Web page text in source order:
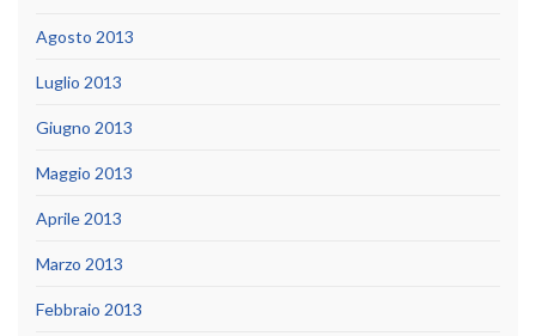
Agosto 2013
Luglio 2013
Giugno 2013
Maggio 2013
Aprile 2013
Marzo 2013
Febbraio 2013